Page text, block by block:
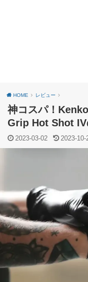
HOME レビュー
神コスパ！
Grip Hot Shot IV
2023-03-02 2023-10-